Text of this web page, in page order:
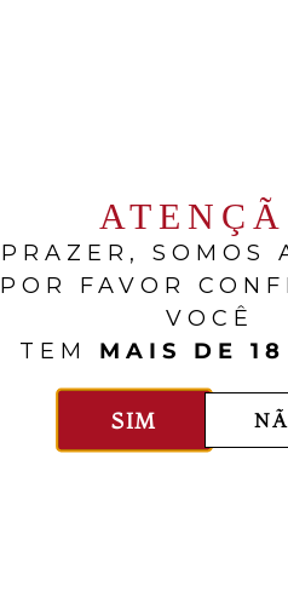
PRAZER, SOMOS
POR FAVOR
VOCÊ
TEM MAIS DE
SIM